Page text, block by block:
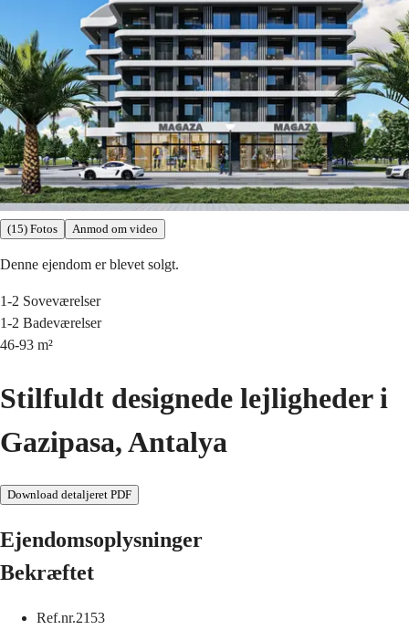
(15) Fotos Anmod om video
Denne ejendom er blevet solgt.
1-2 Soveværelser
1-2 Badeværelser
46-93 m²
Stilfuldt designede lejligheder i
Gazipasa, Antalya
Download detaljeret PDF
Ejendomsoplysninger
Bekræftet
Ref.nr.2153